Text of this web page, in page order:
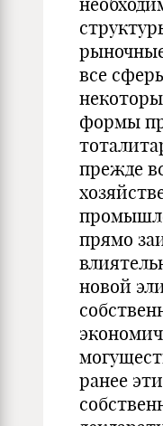
все
формы
прежде
прямо
новой
ранее